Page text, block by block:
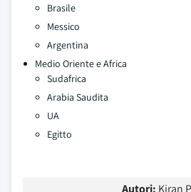
Brasile
Messico
Argentina
Medio Oriente e Africa
Sudafrica
Arabia Saudita
UA
Egitto
Autori: Kiran